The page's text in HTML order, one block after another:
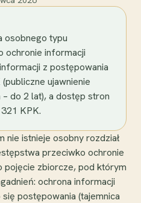
osobnego typu
ochronie informacji
z postępowania
ujawnienie
do 2 lat), a dostęp stron
KPK.
nie istnieje osobny rozdział
przeciwko ochronie
pojęcie zbiorcze, pod którym
ochrona informacji
postępowania (tajemnica